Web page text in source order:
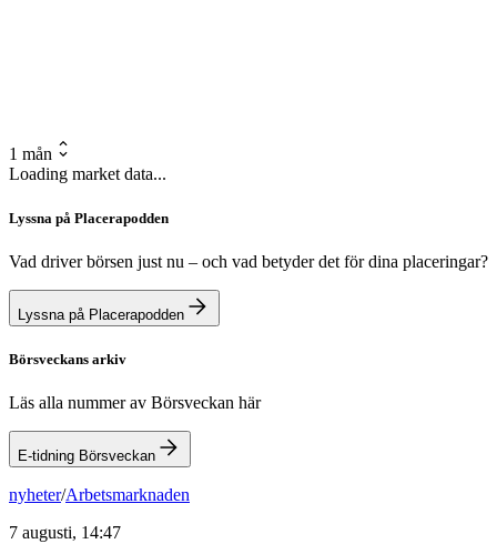
1 mån
Loading market data...
Lyssna på Placerapodden
Vad driver börsen just nu – och vad betyder det för dina placeringar?
Lyssna på Placerapodden
Börsveckans arkiv
Läs alla nummer av Börsveckan här
E-tidning Börsveckan
nyheter/Arbetsmarknaden
7 augusti, 14:47